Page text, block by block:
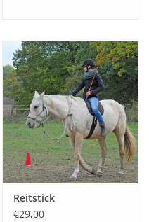
Reitstick
€29,00